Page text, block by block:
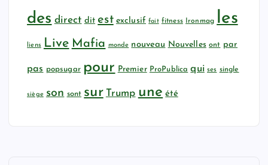
des direct dit est exclusif fait fitness Ironmag les
liens Live Mafia monde nouveau Nouvelles ont par
pas popsugar pour Premier ProPublica qui ses single
siège son sont sur Trump une été